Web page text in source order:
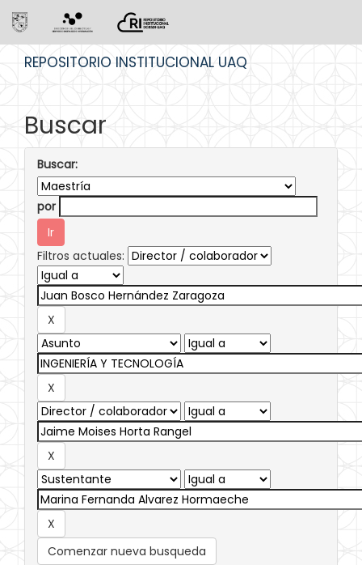
REPOSITORIO INSTITUCIONAL UAQ
Buscar
Buscar:
por
Filtros actuales:
Comenzar nueva busqueda